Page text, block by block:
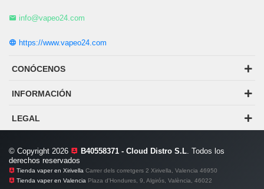
info@vapeo24.com
https://www.vapeo24.com
CONÓCENOS
INFORMACIÓN
LEGAL
© Copyright 2026 B40558371 - Cloud Distro S.L. Todos los
derechos reservados
Tienda vaper en Xirivella Carrer dels corretgers 2 Xirivella, Valencia 46950
Tienda vaper en Valencia Plaza d'Hondures, 9, Algirós, València, 46022